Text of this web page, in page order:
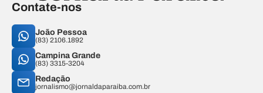
Contate-nos
João Pessoa
(83) 2106.1892
Campina Grande
(83) 3315-3204
Redação
jornalismo@jornaldaparaiba.com.br